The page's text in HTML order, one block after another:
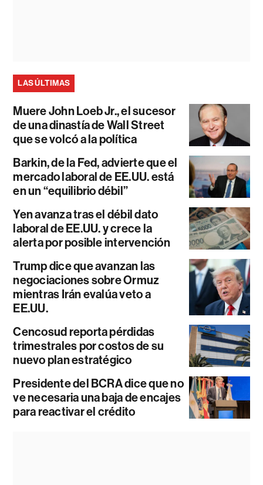
LAS ÚLTIMAS
Muere John Loeb Jr., el sucesor
de una dinastía de Wall Street
que se volcó a la política
Barkin, de la Fed, advierte que el
mercado laboral de EE.UU. está
en un “equilibrio débil”
Yen avanza tras el débil dato
laboral de EE.UU. y crece la
alerta por posible intervención
Trump dice que avanzan las
negociaciones sobre Ormuz
mientras Irán evalúa veto a
EE.UU.
Cencosud reporta pérdidas
trimestrales por costos de su
nuevo plan estratégico
Presidente del BCRA dice que no
ve necesaria una baja de encajes
para reactivar el crédito